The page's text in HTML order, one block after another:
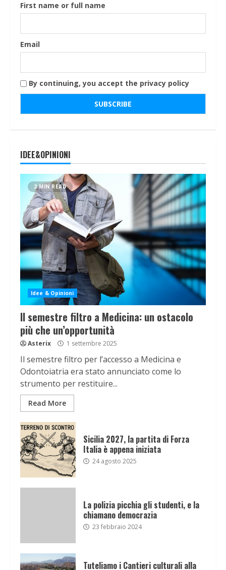
First name or full name
Email
By continuing, you accept the privacy policy
IDEE&OPINIONI
2 MIN READ
Idee & Opinioni
Il semestre filtro a Medicina: un ostacolo
più che un’opportunità
Asterix 1 settembre 2025
Il semestre filtro per l’accesso a Medicina e
Odontoiatria era stato annunciato come lo
strumento per restituire...
Read More
Sicilia 2027, la partita di Forza
Italia è appena iniziata
24 agosto 2025
La polizia picchia gli studenti, e la
chiamano democrazia
23 febbraio 2024
Tuteliamo i Cantieri culturali alla